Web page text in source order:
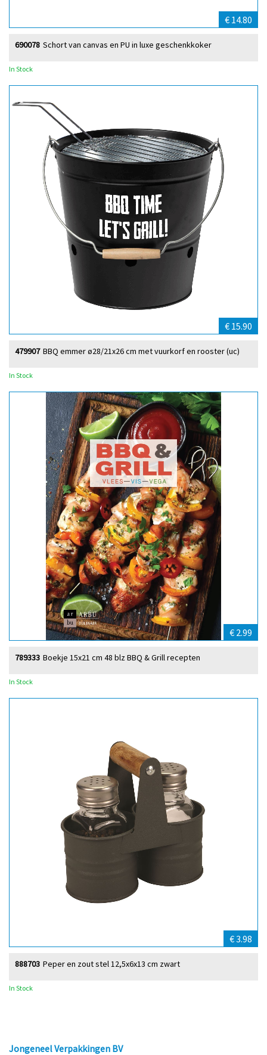
€ 14.80
Schort van canvas en PU in luxe geschenkkoker
690078
In Stock
€ 15.90
BBQ emmer ø28/21x26 cm met vuurkorf en rooster (uc)
479907
In Stock
€ 2.99
Boekje 15x21 cm 48 blz BBQ & Grill recepten
789333
In Stock
€ 3.98
Peper en zout stel 12,5x6x13 cm zwart
888703
In Stock
Jongeneel Verpakkingen BV